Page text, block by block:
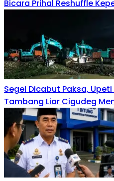
Bicara Prihal Reshuffle
Segel Dicabut Paksa,
Tambang Liar Cigudeg